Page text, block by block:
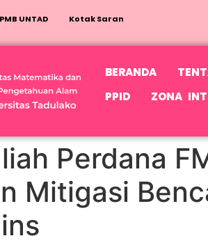
PMB UNTAD Kotak Saran
BERANDA
PPID
ZONA
Perdana
Mitigasi